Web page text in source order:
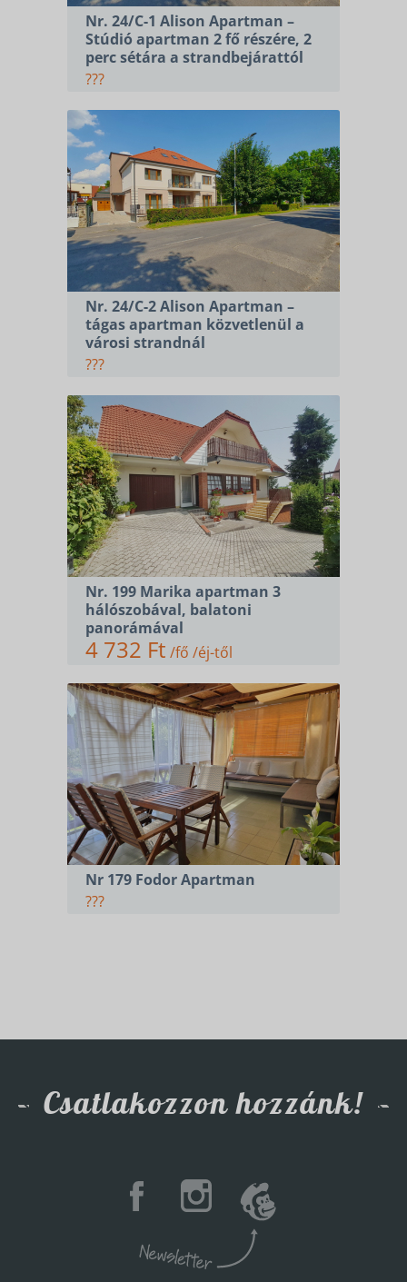
Nr. 24/C-1 Alison Apartman –
Stúdió apartman 2 fő részére, 2
perc sétára a strandbejárattól
???
Nr. 24/C-2 Alison Apartman –
tágas apartman közvetlenül a
városi strandnál
???
Nr. 199 Marika apartman 3
hálószobával, balatoni
panorámával
4 732 Ft /fő /éj-től
Nr 179 Fodor Apartman
???
Csatlakozzon hozzánk!